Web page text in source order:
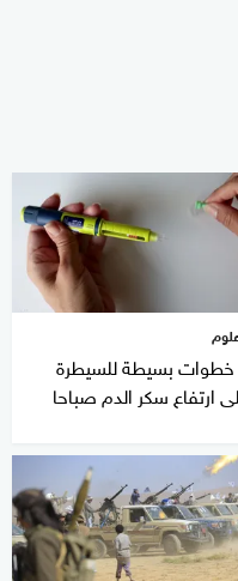
7 خطوات بسيطة للسيطرة
ارتفاع سكر الدم صباحا